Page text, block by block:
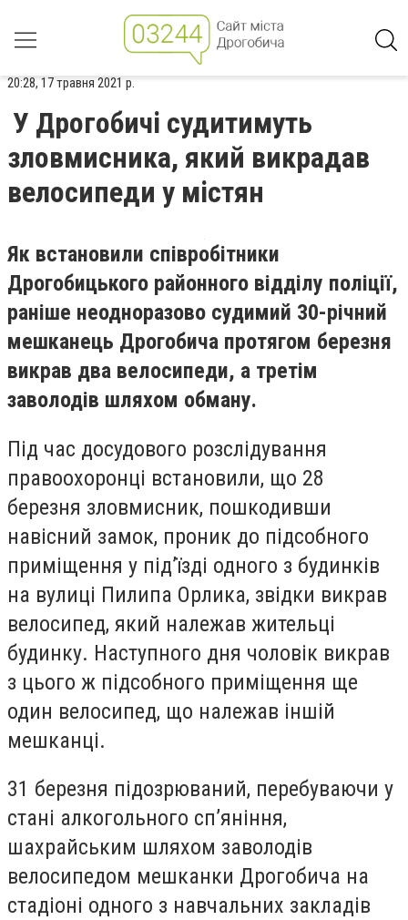
20:28, 17 травня 2021 р.
У Дрогобичі судитимуть
зловмисника, який викрадав
велосипеди у містян
Як встановили співробітники
Дрогобицького районного відділу поліції,
раніше неодноразово судимий 30-річний
мешканець Дрогобича протягом березня
викрав два велосипеди, а третім
заволодів шляхом обману.
Під час досудового розслідування
правоохоронці встановили, що 28
березня зловмисник, пошкодивши
навісний замок, проник до підсобного
приміщення у під’їзді одного з будинків
на вулиці Пилипа Орлика, звідки викрав
велосипед, який належав жительці
будинку. Наступного дня чоловік викрав
з цього ж підсобного приміщення ще
один велосипед, що належав іншій
мешканці.
31 березня підозрюваний, перебуваючи у
стані алкогольного сп’яніння,
шахрайським шляхом заволодів
велосипедом мешканки Дрогобича на
стадіоні одного з навчальних закладів